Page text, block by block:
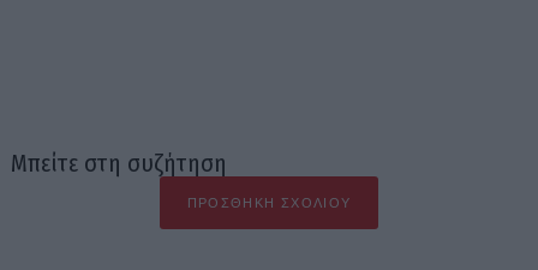
Μπείτε στη συζήτηση
ΠΡΟΣΘΉΚΗ ΣΧΟΛΊΟΥ